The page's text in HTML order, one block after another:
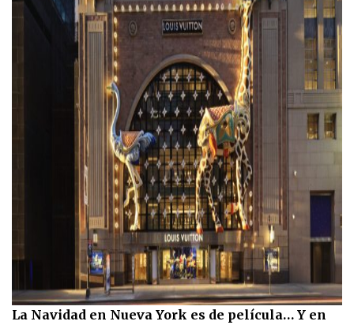
La Navidad en Nueva York es de película… Y en